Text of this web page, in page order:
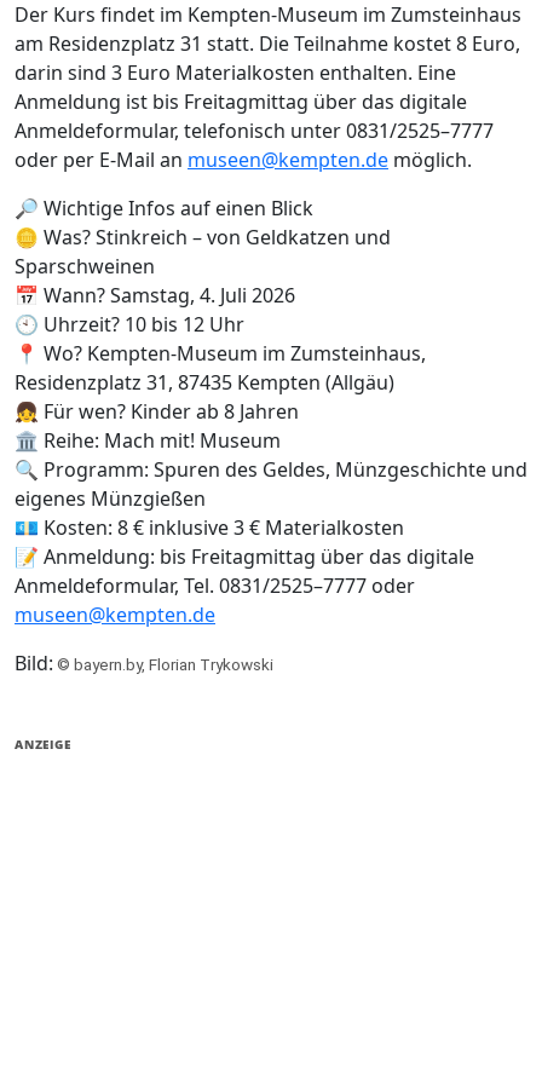
Der Kurs findet im Kempten-Museum im Zumsteinhaus
am Residenzplatz 31 statt. Die Teilnahme kostet 8 Euro,
darin sind 3 Euro Materialkosten enthalten. Eine
Anmeldung ist bis Freitagmittag über das digitale
Anmeldeformular, telefonisch unter 0831/2525–7777
oder per E-Mail an museen@kempten.de möglich.
🔎 Wichtige Infos auf einen Blick
🪙 Was? Stinkreich – von Geldkatzen und
Sparschweinen
📅 Wann? Samstag, 4. Juli 2026
🕙 Uhrzeit? 10 bis 12 Uhr
📍 Wo? Kempten-Museum im Zumsteinhaus,
Residenzplatz 31, 87435 Kempten (Allgäu)
👧 Für wen? Kinder ab 8 Jahren
🏛️ Reihe: Mach mit! Museum
🔍 Programm: Spuren des Geldes, Münzgeschichte und
eigenes Münzgießen
💶 Kosten: 8 € inklusive 3 € Materialkosten
📝 Anmeldung: bis Freitagmittag über das digitale
Anmeldeformular, Tel. 0831/2525–7777 oder
museen@kempten.de
Bild: © bayern.by, Florian Trykowski
ANZEIGE